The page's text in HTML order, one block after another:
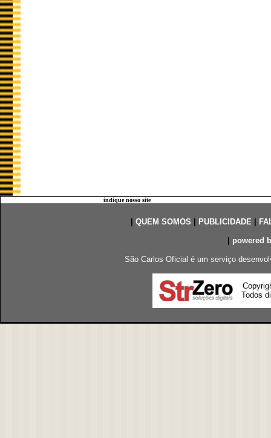
indique nosso site
QUEM SOMOS PUBLICIDADE|
powered
São Carlos Oficial é um serviço
Todos